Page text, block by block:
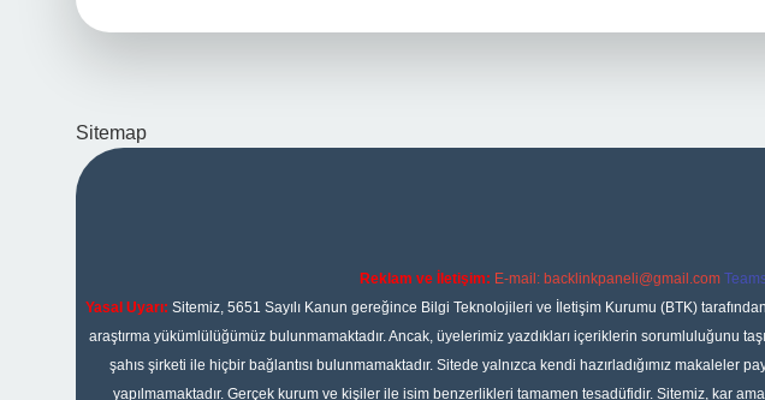
Sitemap
Reklam ve İletişim: E-mail: backlinkpaneli@gmail.com
Yasal Uyarı: Sitemiz, 5651 Sayılı Kanun gereğince Bilgi Teknolojileri ve İletişim Kurumu (BTK)
araştırma yükümlülüğümüz bulunmamaktadır. Ancak, üyelerimiz yazdıkları içeriklerin sorumluluğunu
şahıs şirketi ile hiçbir bağlantısı bulunmamaktadır. Sitede yalnızca kendi hazırladığımız
yapılmamaktadır. Gerçek kurum ve kişiler ile isim benzerlikleri tamamen tesadüfidir. Sitemiz, kar